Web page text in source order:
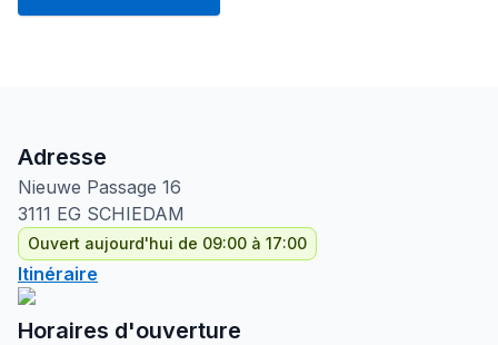
Adresse
Nieuwe Passage 16
3111 EG SCHIEDAM
Ouvert aujourd'hui de 09:00 à 17:00
Itinéraire
Horaires d'ouverture